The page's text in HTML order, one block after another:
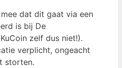
dat dit gaat via een
is bij De
zelf dus niet!).
verplicht, ongeacht
storten.